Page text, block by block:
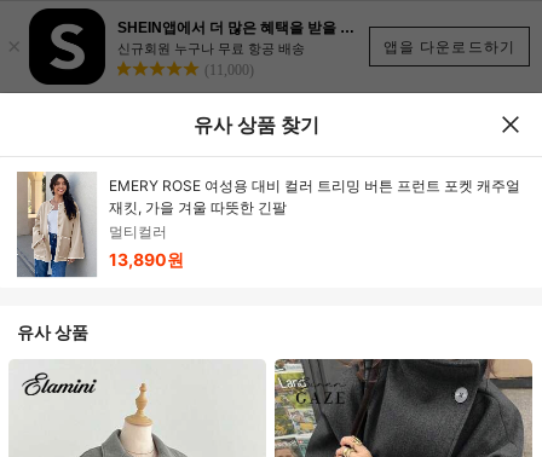
앱을 다운로드하기
×
SHEIN앱에서 더 많은 혜택을 받을 수 있어요.
신규회원 누구나 무료 항공 배송
(11,000)
유사 상품 찾기
EMERY ROSE 여성용 대비 컬러 트리밍 버튼 프런트 포켓 캐주얼
재킷, 가을 겨울 따뜻한 긴팔
멀티컬러
13,890원
유사 상품